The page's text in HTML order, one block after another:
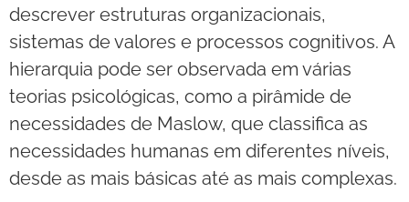
descrever estruturas organizacionais,
sistemas de valores e processos cognitivos. A
hierarquia pode ser observada em várias
teorias psicológicas, como a pirâmide de
necessidades de Maslow, que classifica as
necessidades humanas em diferentes níveis,
desde as mais básicas até as mais complexas.